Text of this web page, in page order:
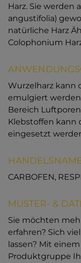
Harz. Sie werden
angustifolia)
natürliche Harz
Colophonium
Wurzelharz kann
emulgiert
Bereich
Klebstoffen kann
eingesetzt
CARBOFEN,
MUSTER- &
Sie möchten
erfahren? Sich
lassen? Mit
Produktgruppe